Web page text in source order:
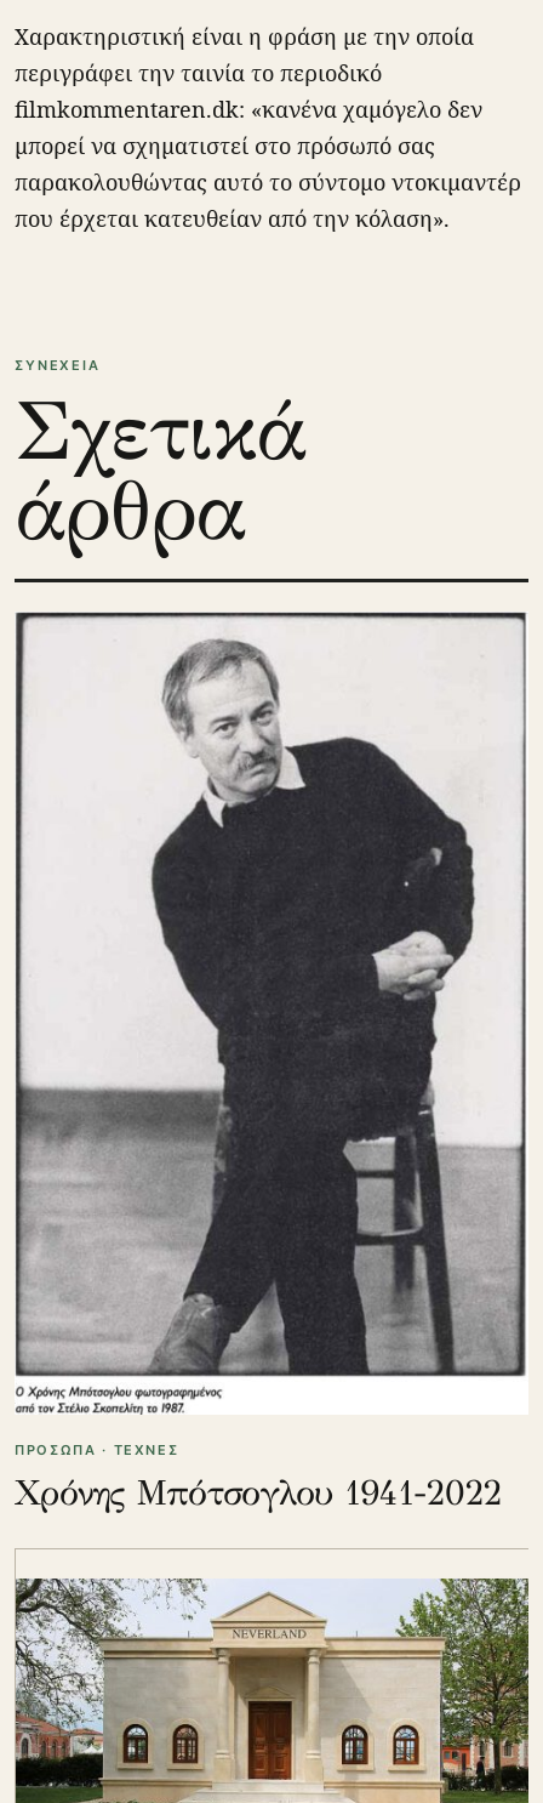
Χαρακτηριστική είναι η φράση με την οποία
περιγράφει την ταινία το περιοδικό
filmkommentaren.dk: «κανένα χαμόγελο δεν
μπορεί να σχηματιστεί στο πρόσωπό σας
παρακολουθώντας αυτό το σύντομο ντοκιμαντέρ
που έρχεται κατευθείαν από την κόλαση».
ΣΥΝΕΧΕΙΑ
Σχετικά
άρθρα
ΠΡΟΣΩΠΑ · ΤΕΧΝΕΣ
Χρόνης Μπότσογλου 1941-2022